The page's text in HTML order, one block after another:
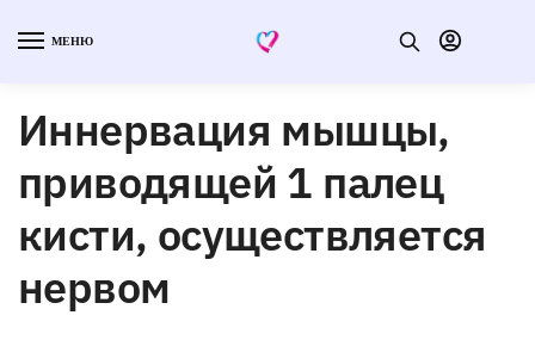
МЕНЮ
Иннервация мышцы,
приводящей 1 палец
кисти, осуществляется
нервом